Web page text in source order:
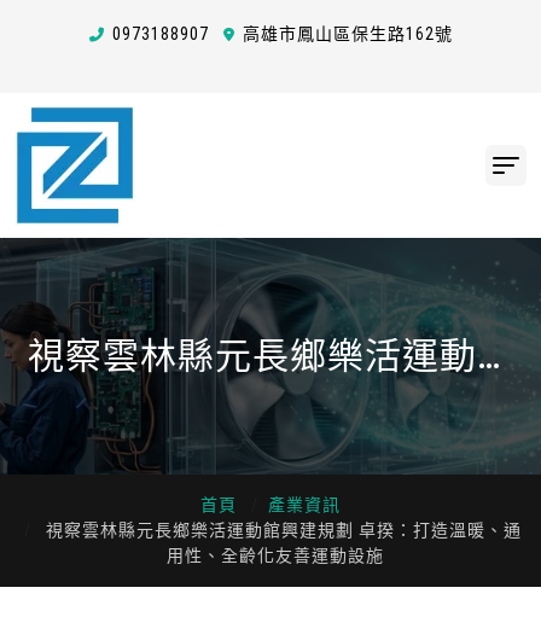
09731 88907 高雄市鳳山區保生路162號
視察雲林縣元長鄉樂活運動館
興建規劃 卓揆：打造溫暖、通
用性、全齡化友善運動設施
首頁
產業資訊
視察雲林縣元長鄉樂活運動館興建規劃 卓揆：打造溫暖、通
用性、全齡化友善運動設施